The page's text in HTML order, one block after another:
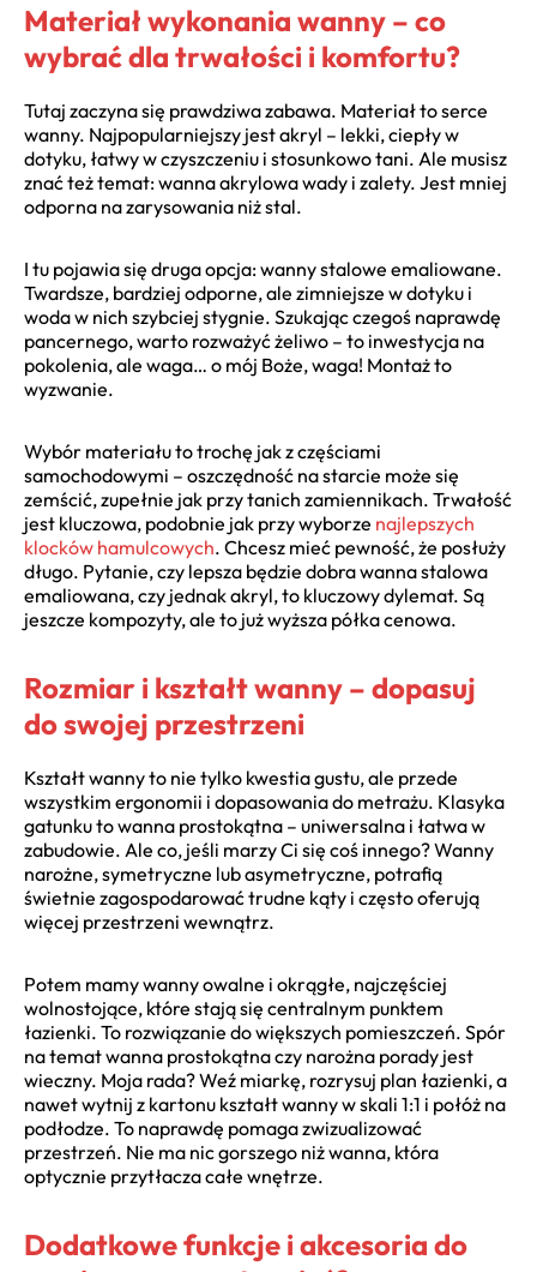
Materiał wykonania wanny – co
wybrać dla trwałości i komfortu?
Tutaj zaczyna się prawdziwa zabawa. Materiał to serce
wanny. Najpopularniejszy jest akryl – lekki, ciepły w
dotyku, łatwy w czyszczeniu i stosunkowo tani. Ale musisz
znać też temat: wanna akrylowa wady i zalety. Jest mniej
odporna na zarysowania niż stal.
I tu pojawia się druga opcja: wanny stalowe emaliowane.
Twardsze, bardziej odporne, ale zimniejsze w dotyku i
woda w nich szybciej stygnie. Szukając czegoś naprawdę
pancernego, warto rozważyć żeliwo – to inwestycja na
pokolenia, ale waga… o mój Boże, waga! Montaż to
wyzwanie.
Wybór materiału to trochę jak z częściami
samochodowymi – oszczędność na starcie może się
zemścić, zupełnie jak przy tanich zamiennikach. Trwałość
jest kluczowa, podobnie jak przy wyborze najlepszych
klocków hamulcowych. Chcesz mieć pewność, że posłuży
długo. Pytanie, czy lepsza będzie dobra wanna stalowa
emaliowana, czy jednak akryl, to kluczowy dylemat. Są
jeszcze kompozyty, ale to już wyższa półka cenowa.
Rozmiar i kształt wanny – dopasuj
do swojej przestrzeni
Kształt wanny to nie tylko kwestia gustu, ale przede
wszystkim ergonomii i dopasowania do metrażu. Klasyka
gatunku to wanna prostokątna – uniwersalna i łatwa w
zabudowie. Ale co, jeśli marzy Ci się coś innego? Wanny
narożne, symetryczne lub asymetryczne, potrafią
świetnie zagospodarować trudne kąty i często oferują
więcej przestrzeni wewnątrz.
Potem mamy wanny owalne i okrągłe, najczęściej
wolnostojące, które stają się centralnym punktem
łazienki. To rozwiązanie do większych pomieszczeń. Spór
na temat wanna prostokątna czy narożna porady jest
wieczny. Moja rada? Weź miarkę, rozrysuj plan łazienki, a
nawet wytnij z kartonu kształt wanny w skali 1:1 i połóż na
podłodze. To naprawdę pomaga zwizualizować
przestrzeń. Nie ma nic gorszego niż wanna, która
optycznie przytłacza całe wnętrze.
Dodatkowe funkcje i akcesoria do